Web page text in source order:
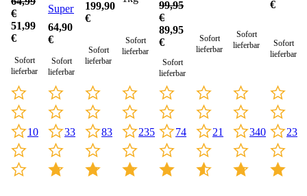
3.0
€
51,99
€
Sofort
lieferbar
10
Supertarp
64,90
€
Sofort
lieferbar
33
199,90
€
Sofort
lieferbar
83
Sofort
lieferbar
235
99,95
€
89,95
€
Sofort
lieferbar
74
Sofort
lieferbar
21
Sofort
lieferbar
340
€
Sofort
lieferbar
23